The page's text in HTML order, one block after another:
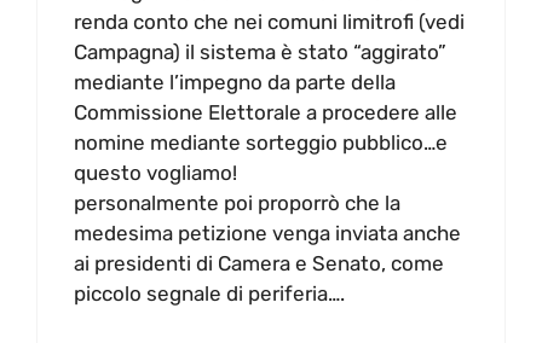
renda conto che nei comuni limitrofi (vedi
Campagna) il sistema è stato “aggirato”
mediante l’impegno da parte della
Commissione Elettorale a procedere alle
nomine mediante sorteggio pubblico…e
questo vogliamo!
personalmente poi proporrò che la
medesima petizione venga inviata anche
ai presidenti di Camera e Senato, come
piccolo segnale di periferia….